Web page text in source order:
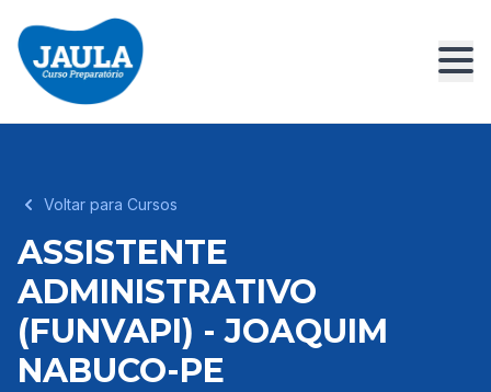
Voltar para Cursos
ASSISTENTE
ADMINISTRATIVO
(FUNVAPI) - JOAQUIM
NABUCO-PE